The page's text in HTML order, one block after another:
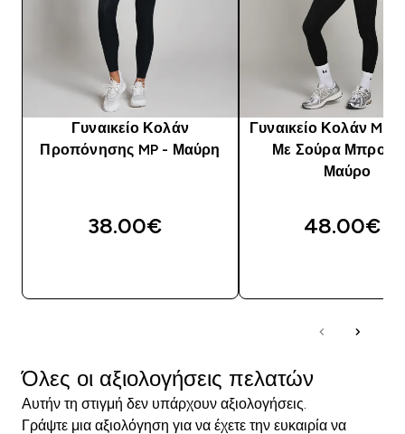
Γυναικείο Κολάν
Προπόνησης MP - Μαύρη
38.00€‎
Γυναικείο Κολάν MP
Με Σούρα
Μαύρο
48.00€‎
Όλες οι αξιολογήσεις πελατών
Αυτήν τη στιγμή δεν υπάρχουν αξιολογήσεις.
Γράψτε μια αξιολόγηση για να έχετε την ευκαιρία να